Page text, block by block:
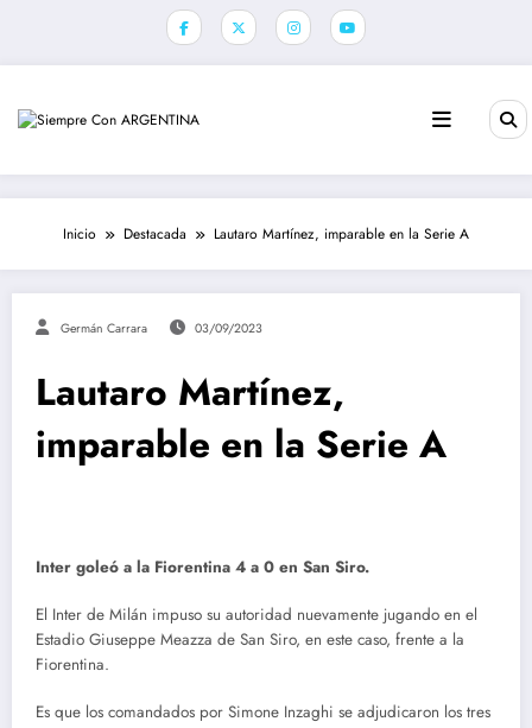
Inicio Destacada Lautaro Martínez, imparable en la Serie A
Germán Carrara 03/09/2023
Lautaro Martínez,
imparable en la Serie A
Inter goleó a la Fiorentina 4 a 0 en San Siro.
El Inter de Milán impuso su autoridad nuevamente jugando en el
Estadio Giuseppe Meazza de San Siro, en este caso, frente a la
Fiorentina.
Es que los comandados por Simone Inzaghi se adjudicaron los tres